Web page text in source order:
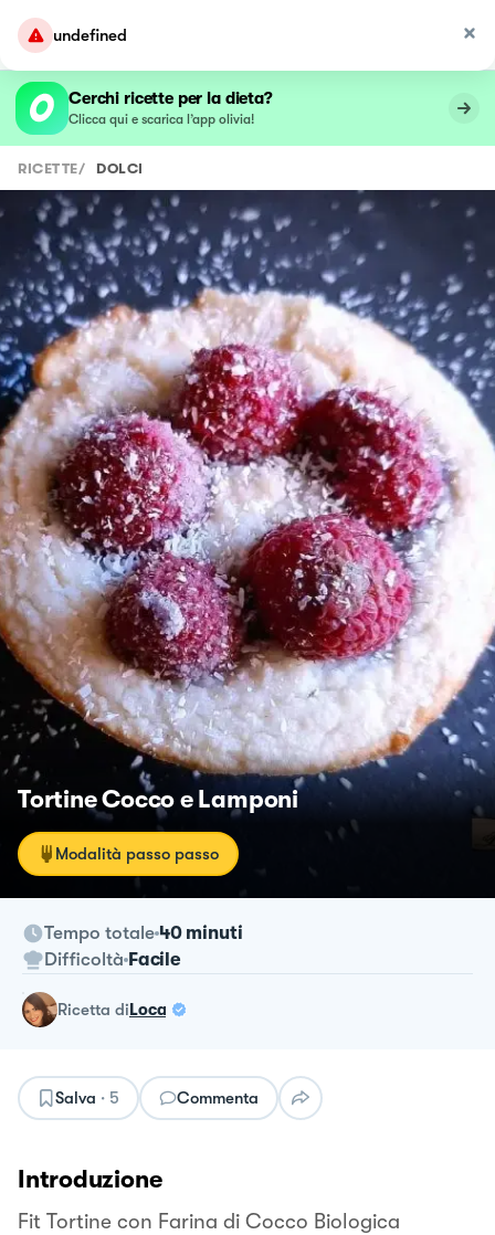
undefined
Cerchi ricette per la dieta?
Clicca qui e scarica l’app olivia!
RICETTE/ DOLCI
Tortine Cocco e Lamponi
Modalità passo passo
Tempo totale 40 minuti
Difficoltà Facile
ricetta diLoca
Salva · 5 Commenta
Introduzione
Fit Tortine con Farina di Cocco Biologica